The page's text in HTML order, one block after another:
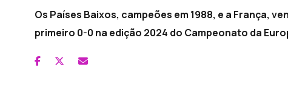
Os Países Baixos, campeões em 1988, e a França,
primeiro 0-0 na edição 2024 do Campeonato da